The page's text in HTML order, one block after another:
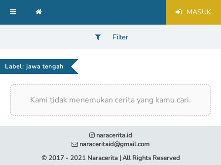
MASUK
Filter
Label: jawa tengah
Kami tidak menemukan cerita yang kamu cari.
naracerita.id
naraceritaid@gmail.com
© 2017 - 2021 Naracerita | All Rights Reserved